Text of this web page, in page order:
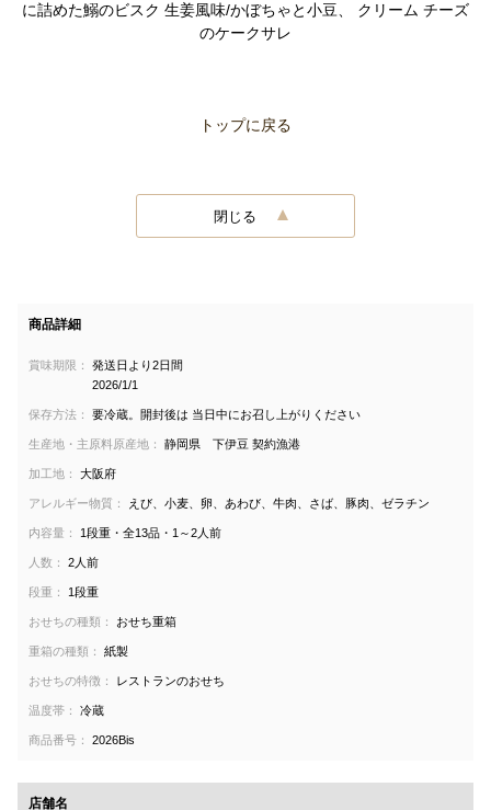
に詰めた鰯のビスク 生姜風味/かぼちゃと小豆、 クリーム チーズ
のケークサレ
トップに戻る
閉じる
商品詳細
賞味期限：
発送日より2日間
2026/1/1
保存方法： 要冷蔵。開封後は 当日中にお召し上がりください
生産地・主原料原産地： 静岡県 下伊豆 契約漁港
加工地： 大阪府
アレルギー物質： えび、小麦、卵、あわび、牛肉、さば、豚肉、ゼラチン
内容量： 1段重・全13品・1～2人前
人数： 2人前
段重： 1段重
おせちの種類： おせち重箱
重箱の種類： 紙製
おせちの特徴： レストランのおせち
温度帯： 冷蔵
商品番号： 2026Bis
店舗名